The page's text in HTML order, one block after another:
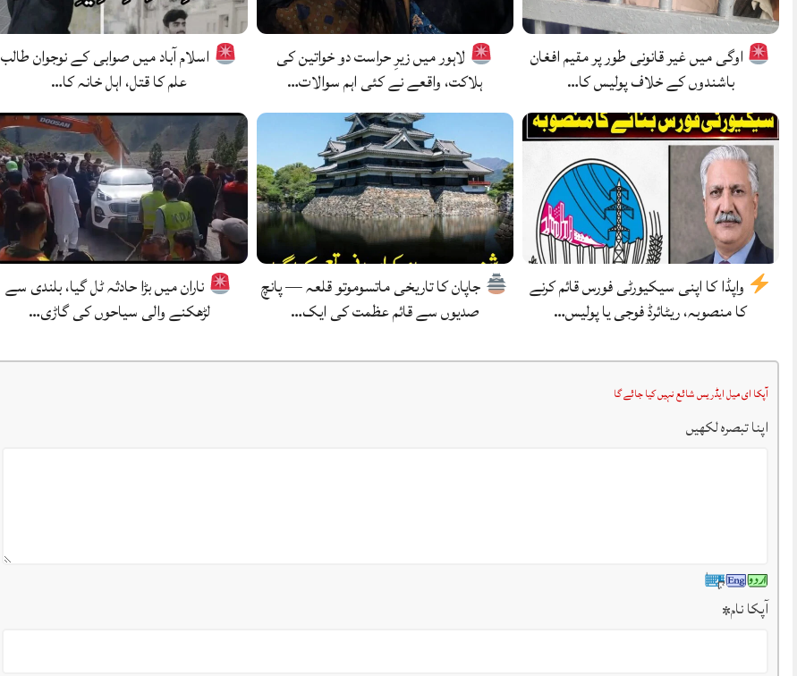
اوگی میں غیر قانونی طور پر مقیم افغان
باشندوں کے خلاف پولیس کا…
لاہور میں زیرِ حراست دو خواتین کی
ہلاکت، واقعے نے کئی اہم سوالات…
اسلام آباد میں صوابی کے نوجوان طالب
علم کا قتل، اہل خانہ کا…
واپڈا کا اپنی سیکیورٹی فورس قائم کرنے
کا منصوبہ، ریٹائرڈ فوجی یا پولیس…
جاپان کا تاریخی ماتسوموتو قلعہ — پانچ
صدیوں سے قائم عظمت کی ایک…
ناران میں بڑا حادثہ ٹل گیا، بلندی سے
لڑھکنے والی سیاحوں کی گاڑی…
آپکا ای میل ایڈریس شائع نہیں کیا جائے گا
اپنا تبصرہ لکھیں
آپکا نام*